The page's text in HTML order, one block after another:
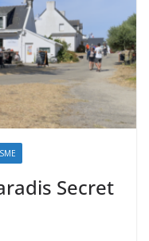
Secret